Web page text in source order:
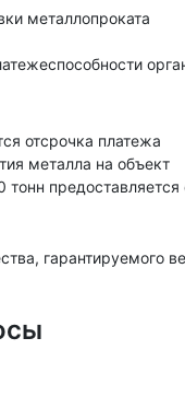
металлопроката
отсрочка платежа
металла на объект
тонн предоставляется
гарантируемого